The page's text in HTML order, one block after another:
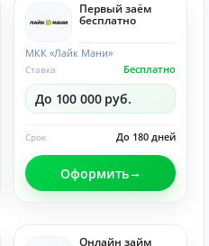
Первый заём
бесплатно
МКК «Лайк Мани»
Бесплатно
Ставка
До 100 000 руб.
До 180 дней
Срок
Оформить
Онлайн займ